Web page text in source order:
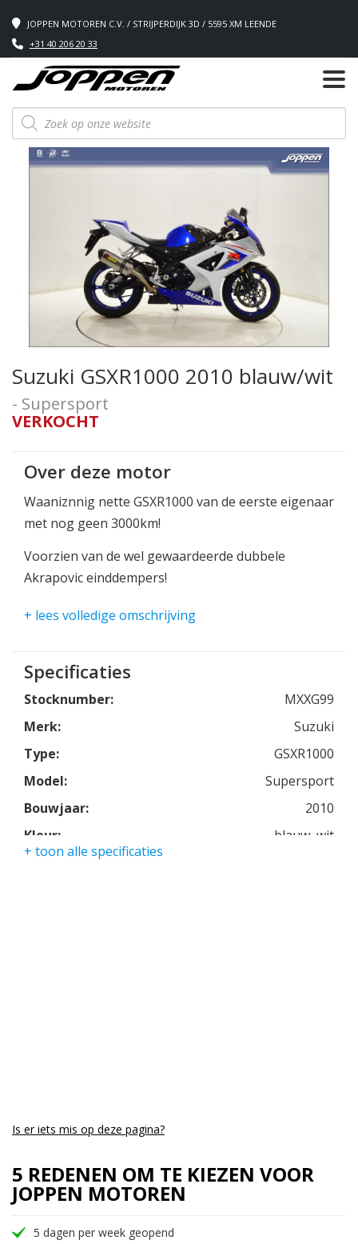
JOPPEN MOTOREN C.V. / STRIJPERDIJK 3D / 5595 XM LEENDE
+31 40 206 20 33
Producten
zoeken
Suzuki GSXR1000 2010 blauw/wit
- Supersport
VERKOCHT
Over deze motor
Waaniznnig nette GSXR1000 van de eerste eigenaar
met nog geen 3000km!
Voorzien van de wel gewaardeerde dubbele
Akrapovic einddempers!
Meerdere carbon delen voor een nog stoerdere
Wie komt dit beest met 185pk temmen?
+ lees volledige omschrijving
Specificaties
Stocknumber:
MXXG99
Merk:
Suzuki
Type:
GSXR1000
Model:
Supersport
Bouwjaar:
2010
Kleur:
blauw, wit
+ toon alle specificaties
Is er iets mis op deze pagina?
5 REDENEN OM TE KIEZEN VOOR
JOPPEN MOTOREN
5 dagen per week geopend